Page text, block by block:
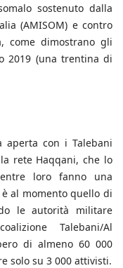
sostenuto dalla
(AMISOM) e contro
come dimostrano gli
2019 (una trentina di
aperta con i Talebani
rete Haqqani, che lo
loro fanno una
al momento quello di
le autorità militare
Talebani/Al
di almeno 60 000
solo su 3 000 attivisti.